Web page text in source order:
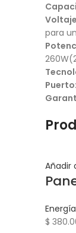
para
Puerto
Añadir
$